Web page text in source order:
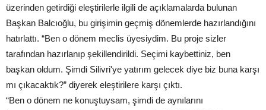
üzerinden getirdiği eleştirilerle ilgili de açıklamalarda bulunan
Başkan Balcıoğlu, bu girişimin geçmiş dönemlerde hazırlandığını
hatırlattı. “Ben o dönem meclis üyesiydim. Bu proje sizler
tarafından hazırlanıp şekillendirildi. Seçimi kaybettiniz, ben
başkan oldum. Şimdi Silivri'ye yatırım gelecek diye biz buna karşı
mı çıkacaktık?” diyerek eleştirilere karşı çıktı.
“Ben o dönem ne konuştuysam, şimdi de aynılarını